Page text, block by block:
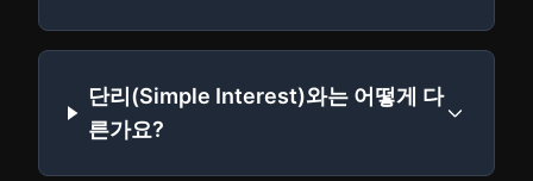
단리(Simple Interest)와는 어떻게 다
른가요?